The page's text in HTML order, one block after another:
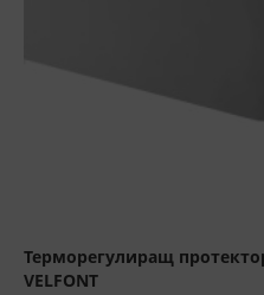
Терморегулиращ
VELFONT